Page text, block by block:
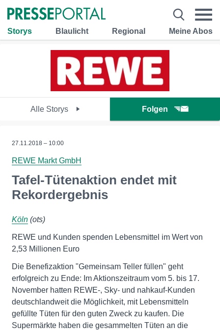
Storys Blaulicht Regional Meine Abos
Alle Storys Folgen
27.11.2018 – 10:00
REWE Markt GmbH
Tafel-Tütenaktion endet mit
Rekordergebnis
Köln (ots)
REWE und Kunden spenden Lebensmittel im Wert von
2,53 Millionen Euro
Die Benefizaktion "Gemeinsam Teller füllen" geht
erfolgreich zu Ende: Im Aktionszeitraum vom 5. bis 17.
November hatten REWE-, Sky- und nahkauf-Kunden
deutschlandweit die Möglichkeit, mit Lebensmitteln
gefüllte Tüten für den guten Zweck zu kaufen. Die
Supermärkte haben die gesammelten Tüten an die